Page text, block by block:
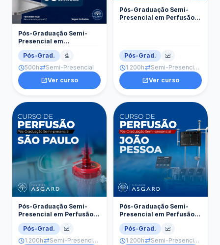
Pós-Graduação Semi-
Presencial em
Imaginologia
Pós-Grad.
biotech
schedule500hsync_altSemi-Presencial
open_in_newVer curso
Pós-Graduação Semi-
Presencial em Perfusão
Pós-Grad. monitor_heart
schedule1.200hsync_alt Semi-Presencial · Curitiba
open_in_newVer curso
Pós-Graduação Semi-
Presencial em Perfusão
São Paulo
Pós-Grad.
monitor_heart
schedule1.200hsync_alt Semi-Presencial · São Paulo
Pós-Graduação Semi-
Presencial em Perfusão
João Pessoa
Pós-Grad.
monitor_heart
schedule1.200hsync_alt Semi-Presencial · João Pessoa